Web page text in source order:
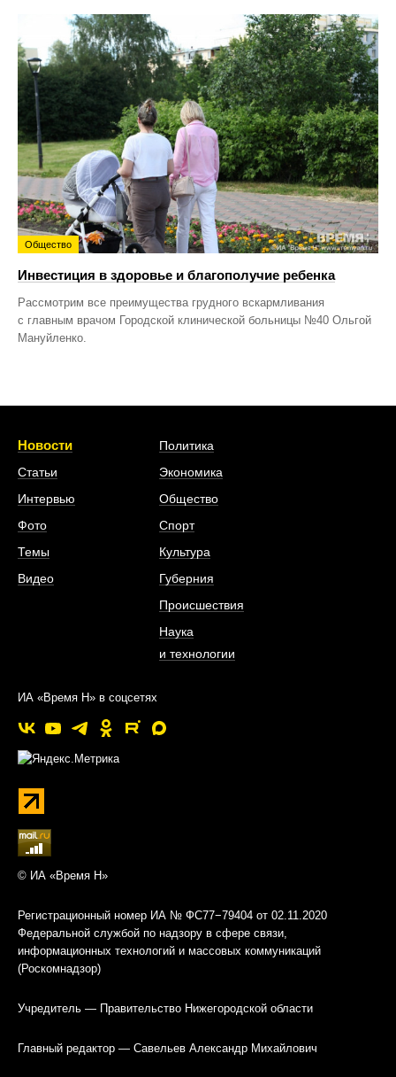
Общество
Инвестиция в здоровье и благополучие ребенка
Рассмотрим все преимущества грудного вскармливания
с главным врачом Городской клинической больницы №40 Ольгой
Мануйленко.
Новости
Статьи
Интервью
Фото
Темы
Видео
Политика
Экономика
Общество
Спорт
Культура
Губерния
Происшествия
Наука
и технологии
ИА «Время Н» в соцсетях
© ИА «Время Н»
Регистрационный номер ИА № ФС77−79404 от 02.11.2020
Федеральной службой по надзору в сфере связи,
информационных технологий и массовых коммуникаций
(Роскомнадзор)
Учредитель — Правительство Нижегородской области
Главный редактор — Савельев Александр Михайлович